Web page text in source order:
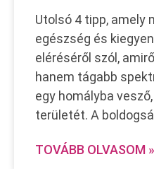
Utolsó 4 tipp, amely
egészség és
eléréséről szól,
hanem tágabb
egy homályba
területét. A
TOVÁBB OLVASOM »